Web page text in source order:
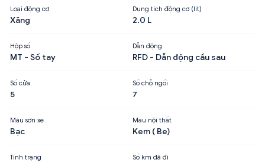
Loại động cơ
Xăng
Dung tích động cơ (lít)
2.0 L
Hộp số
MT - Số tay
Dẫn động
RFD - Dẫn động cầu sau
Số cửa
5
Số chỗ ngồi
7
Màu sơn xe
Bạc
Màu nội thất
Kem ( Be)
Tình trạng Số km đã đi